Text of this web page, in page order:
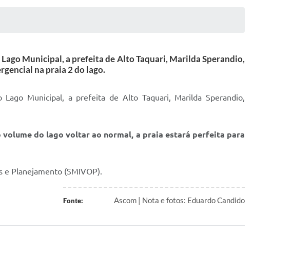
Municipal, a prefeita de Alto Taquari, Marilda Sperandio,
na praia 2 do lago.
Municipal, a prefeita de Alto Taquari, Marilda Sperandio,
volume do lago voltar ao normal, a praia estará perfeita para
e Planejamento (SMIVOP).
Fonte: Ascom | Nota e fotos: Eduardo Candido